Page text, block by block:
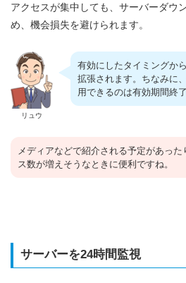
アクセスが集中しても、サーバーダウ
め、機会損失を避けられます。
リュウ
有効にしたタイミングか
拡張されます。ちなみに
用できるのは有効期間終
メディアなどで紹介される予定があった
ス数が増えそうなときに便利ですね。
サーバーを24時間監視